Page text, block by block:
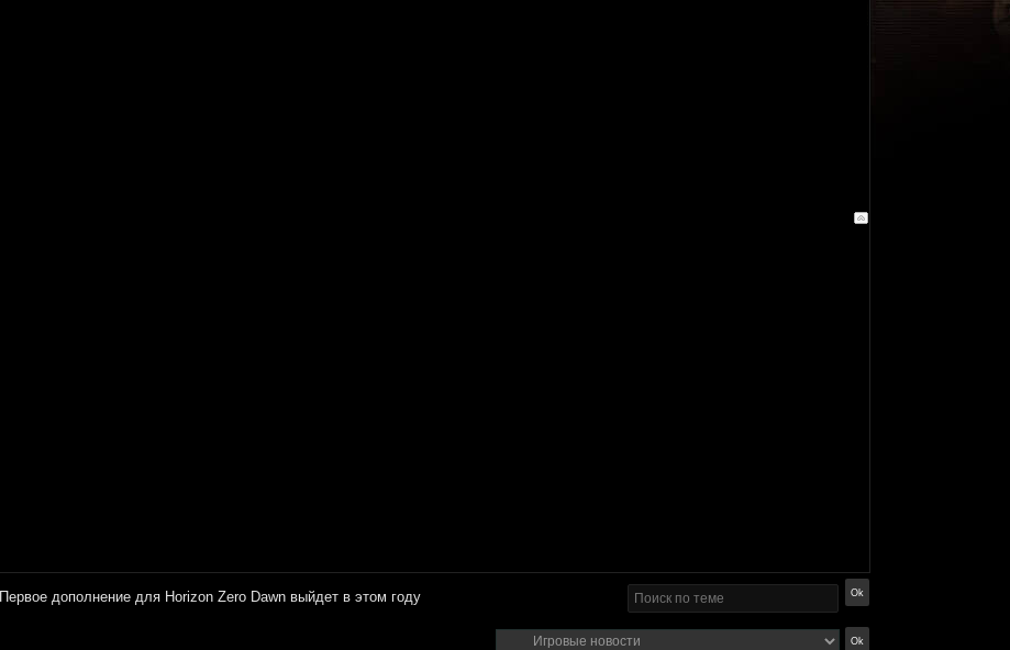
Первое дополнение для Horizon Zero Dawn выйдет в этом году